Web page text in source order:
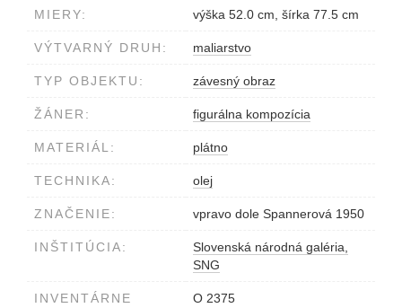
MIERY: výška 52.0 cm, šírka 77.5 cm
VÝTVARNÝ DRUH: maliarstvo
TYP OBJEKTU: závesný obraz
ŽÁNER: figurálna kompozícia
MATERIÁL: plátno
TECHNIKA: olej
ZNAČENIE: vpravo dole Spannerová 1950
INŠTITÚCIA:
Slovenská národná galéria,
SNG
INVENTÁRNE
O 2375